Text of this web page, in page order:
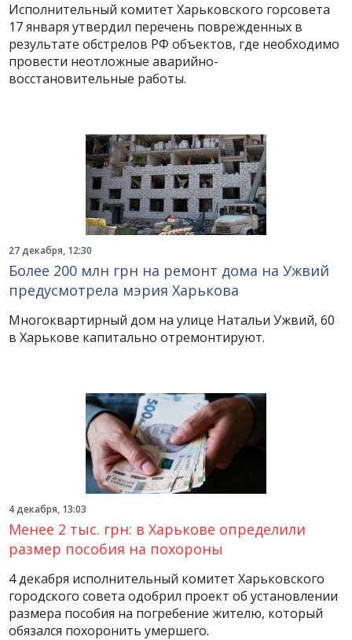
Исполнительный комитет Харьковского горсовета
17 января утвердил перечень поврежденных в
результате обстрелов РФ объектов, где необходимо
провести неотложные аварийно-
восстановительные работы.
27 декабря, 12:30
Более 200 млн грн на ремонт дома на Ужвий
предусмотрела мэрия Харькова
Многоквартирный дом на улице Натальи Ужвий, 60
в Харькове капитально отремонтируют.
4 декабря, 13:03
Менее 2 тыс. грн: в Харькове определили
размер пособия на похороны
4 декабря исполнительный комитет Харьковского
городского совета одобрил проект об установлении
размера пособия на погребение жителю, который
обязался похоронить умершего.